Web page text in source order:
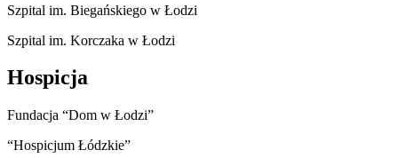
Szpital im. Biegańskiego w Łodzi
Szpital im. Korczaka w Łodzi
Hospicja
Fundacja “Dom w Łodzi”
“Hospicjum Łódzkie”